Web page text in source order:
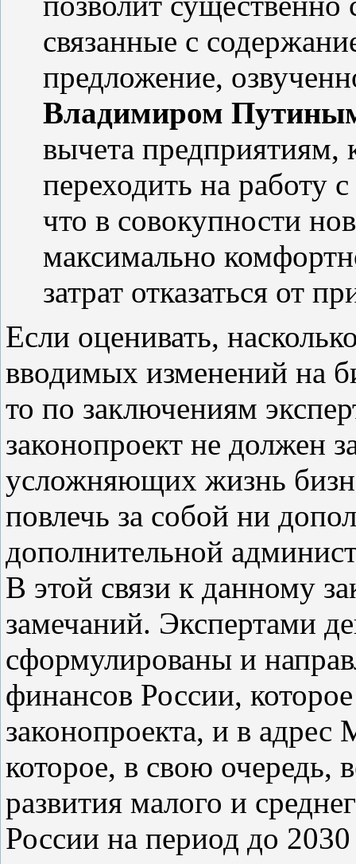
связанные с
предложение,
Владимиром
вычета предприятиям,
переходить на работу
что в совокупности
максимально
затрат отказаться от
Если оценивать,
вводимых изменений на
то по заключениям
законопроект не должен
усложняющих жизнь
повлечь за собой ни
дополнительной
В этой связи к данному
замечаний. Экспертами
сформулированы и
финансов России,
законопроекта, и в
которое, в свою очередь,
развития малого и
России на период до 2030